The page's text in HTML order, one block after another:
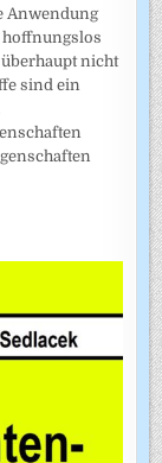
Anwendung
hoffnungslos
nicht
sind ein